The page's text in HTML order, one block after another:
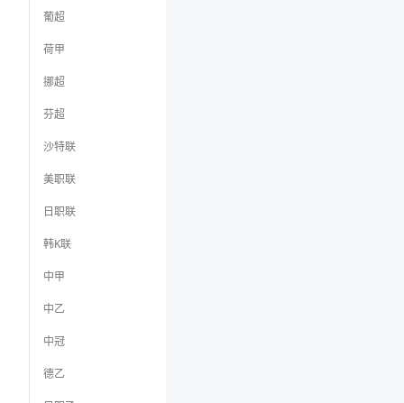
葡超
荷甲
挪超
芬超
沙特联
美职联
日职联
韩K联
中甲
中乙
中冠
德乙